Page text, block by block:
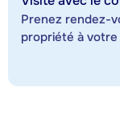
Prenez rendez-
propriété à